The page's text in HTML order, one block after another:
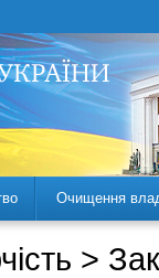
Очищення
>